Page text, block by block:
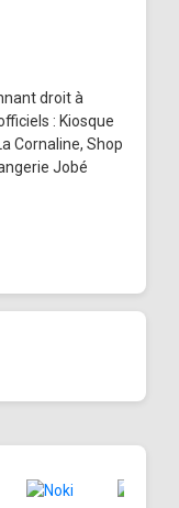
droit à
: Kiosque
Cornaline, Shop
Jobé